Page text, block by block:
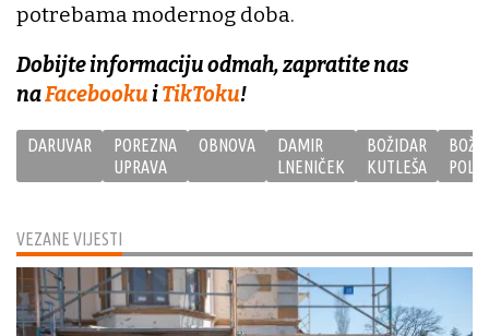
VEZANE VIJESTI
potrebama modernog doba.
Dobijte informaciju odmah, zapratite nas
naFacebookuiTikToku!
DARUVAR
POREZNA
UPRAVA
OBNOVA
DAMIR
LNENIČEK
BOŽIDAR
KUTLEŠA
BOŽO